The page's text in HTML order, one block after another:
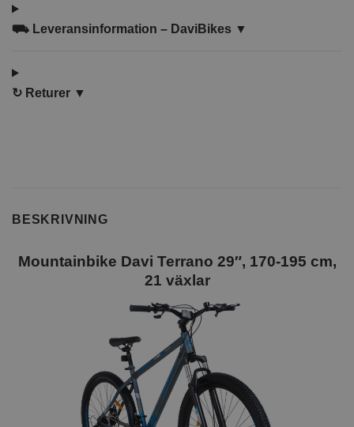
⛟ Leveransinformation – DaviBikes ▼
↻ Returer ▼
BESKRIVNING
Mountainbike Davi Terrano 29″, 170-195 cm,
21 växlar